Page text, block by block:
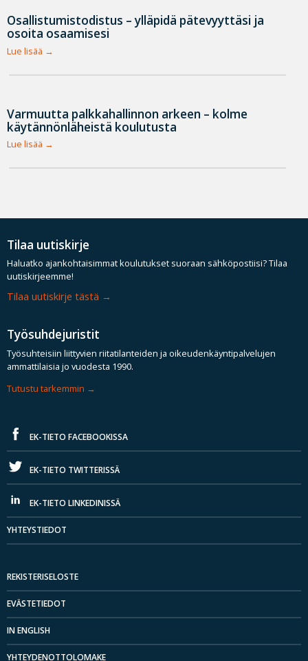
Osallistumistodistus – ylläpidä pätevyyttäsi ja
osoita osaamisesi
Lue lisää
Varmuutta palkkahallinnon arkeen – kolme
käytännönläheistä koulutusta
Lue lisää
Tilaa uutiskirje
Haluatko ajankohtaisimmat koulutukset suoraan sähköpostiisi? Tilaa
uutiskirjeemme!
Tilaa uutiskirje tästä
Työsuhdejuristit
Työsuhteisiin liittyvien riitatilanteiden ja oikeudenkäyntipalvelujen
ammattilaisia jo vuodesta 1990.
Tutustu tarkemmin
EK-TIETO FACEBOOKISSA
EK-TIETO TWITTERISSÄ
EK-TIETO LINKEDINISSÄ
YHTEYSTIEDOT
REKISTERISELOSTE
EVÄSTETIEDOT
IN ENGLISH
YHTEYDENOTTOLOMAKE